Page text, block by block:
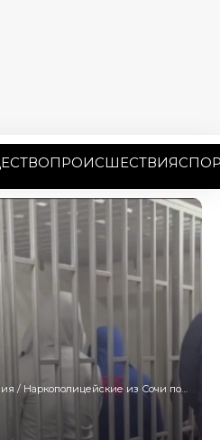
ПРОИСШЕСТВИЯ
/ Наркополицейские из Сочи получили длительные сроки за вымогательство